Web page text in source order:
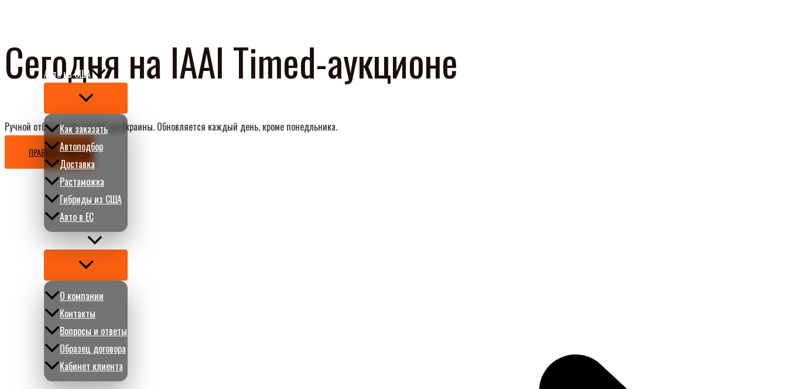
Авто из США
Переключатель
меню
Как заказать
Автоподбор
Доставка
Растаможка
Гибриды из США
Авто в ЕС
Переключатель
меню
О компании
Контакты
Вопросы и ответы
Образец договора
Кабинет клиента
Сегодня на IAAI Timed-аукционе
Ручной отбор лотов. Расчёт до Украины. Обновляется каждый день, кроме понедльника.
ПРАВИЛА TIMED IAAI